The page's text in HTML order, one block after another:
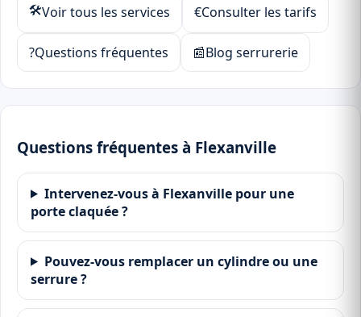
🛠Voir tous les services €Consulter les tarifs
?Questions fréquentes 📰Blog serrurerie
Questions fréquentes à Flexanville
Intervenez-vous à Flexanville pour une
porte claquée ?
Pouvez-vous remplacer un cylindre ou une
serrure ?